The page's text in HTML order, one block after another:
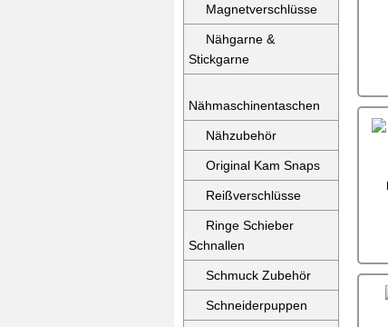
Magnetverschlüsse
Nähgarne &
Stickgarne
Nähmaschinentaschen
Nähzubehör
Original Kam Snaps
Reißverschlüsse
Ringe Schieber
Schnallen
Schmuck Zubehör
Schneiderpuppen